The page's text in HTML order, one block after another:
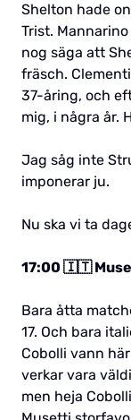
Shelton hade
Trist.
nog säga att
fräsch.
37-åring, och
mig, i några år.
Jag såg inte
imponerar ju.
Nu ska vi ta
17:00 🇮🇹
Bara åtta
17. Och bara
Cobolli vann
verkar vara
men heja